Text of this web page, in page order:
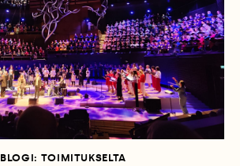
BLOGI: TOIMITUKSELTA